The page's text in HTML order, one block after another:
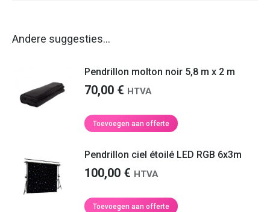
Andere suggesties…
Pendrillon molton noir 5,8 m x 2 m
70,00 € HTVA
Toevoegen aan offerte
Pendrillon ciel étoilé LED RGB 6x3m
100,00 € HTVA
Toevoegen aan offerte